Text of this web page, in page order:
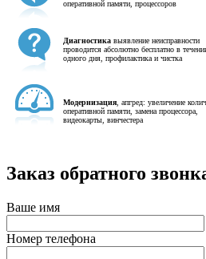
оперативной памяти, процессоров
Диагностика выявление неисправности
проводится абсолютно бесплатно в
одного дня, профилактика и чистка
Модернизация , апгред: увеличение
оперативной памяти, замена процессора,
видеокарты, винчестера
­Заказ обратного
Ваше имя
Номер телефона